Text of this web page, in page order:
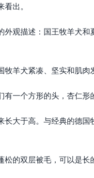
出。
观描述：国王牧羊犬和
羊犬紧凑、坚实和肌肉
一个方形的头，杏仁形
长大于高。与经典的德
松的双层被毛，可以是